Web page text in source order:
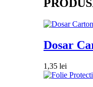
Dosar
1,35 lei